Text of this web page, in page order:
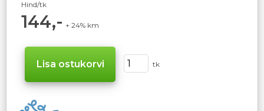
Hind/tk
144,- + 24% km
tk